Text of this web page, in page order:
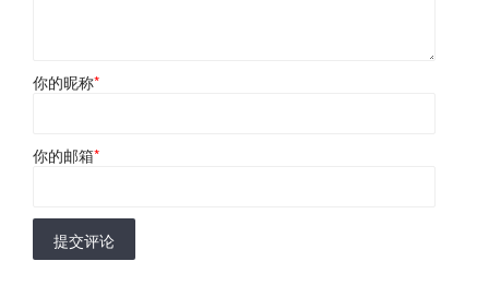
你的昵称*
你的邮箱*
提交评论